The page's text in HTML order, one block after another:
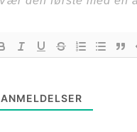
ANMELDELSER